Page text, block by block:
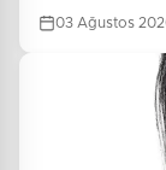
03 Ağustos